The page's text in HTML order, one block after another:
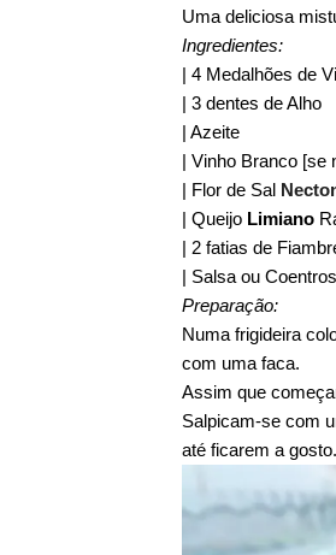
Uma deliciosa
Ingredientes:
| 4 Medalhões de
| 3 dentes de Alho
| Azeite
| Vinho Branco [se
| Flor de Sal
| Queijo Limiano
| 2 fatias de
| Salsa ou Coentros
Preparação:
Numa frigideira
com uma faca.
Assim que
Salpicam-se com
até ficarem a gosto.